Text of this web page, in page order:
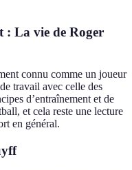
: La vie de Roger
connu comme un joueur
travail avec celle des
d’entraînement et de
et cela reste une lecture
en général.